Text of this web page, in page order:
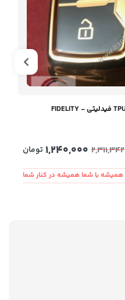
2,311,342
1,240,000تومان
همیشه با شما همیشه در کنار شما